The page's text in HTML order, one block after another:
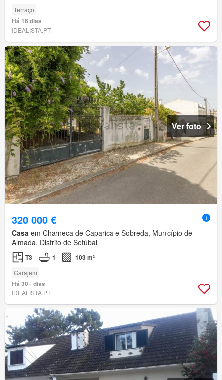
Terraço
Há 16 dias
IDEALISTA.PT
Ver foto
320 000 €
Casa em Charneca de Caparica e Sobreda, Município de
Almada, Distrito de Setúbal
T3 1 103 m²
Garajem
Há 30+ dias
IDEALISTA.PT